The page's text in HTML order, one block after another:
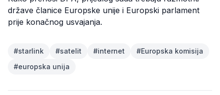
države članice Europske unije i Europski parlament
prije konačnog usvajanja.
#starlink #satelit #internet #Europska komisija
#europska unija